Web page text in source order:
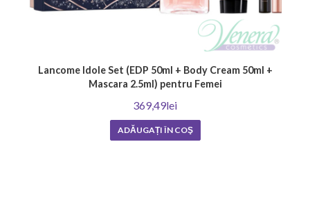
Lancome Idole Set (EDP 50ml + Body Cream 50ml +
Mascara 2.5ml) pentru Femei
369,49lei
ADĂUGAȚI ÎN COŞ